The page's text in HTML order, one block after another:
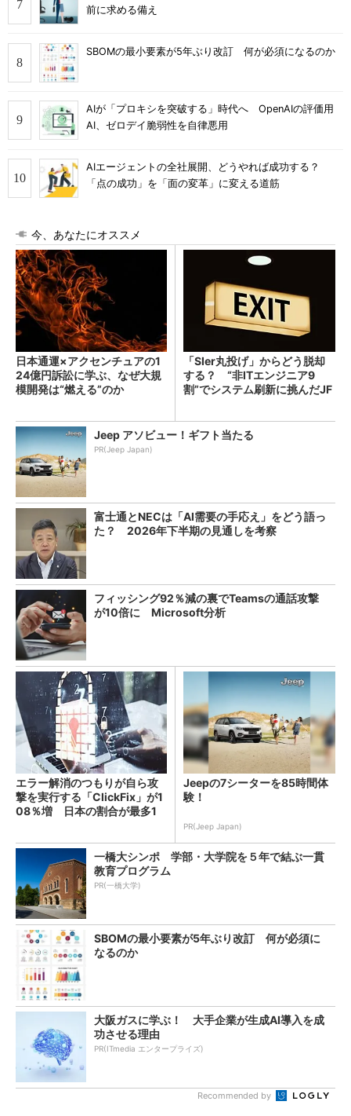
前に求める備え
SBOMの最小要素が5年ぶり改訂 何が必須になるのか
AIが「プロキシを突破する」時代へ OpenAIの評価用
AI、ゼロデイ脆弱性を自律悪用
AIエージェントの全社展開、どうやれば成功する？
「点の成功」を「面の変革」に変える道筋
今、あなたにオススメ
日本通運×アクセンチュアの1
24億円訴訟に学ぶ、なぜ大規
模開発は“燃える”のか
「SIer丸投げ」からどう脱却
する？ “非ITエンジニア9
割”でシステム刷新に挑んだJF
Jeep アソビュー！ギフト当たる
PR(Jeep Japan)
富士通とNECは「AI需要の手応え」をどう語っ
た？ 2026年下半期の見通しを考察
フィッシング92％減の裏でTeamsの通話攻撃
が10倍に Microsoft分析
エラー解消のつもりが自ら攻
撃を実行する「ClickFix」が1
08％増 日本の割合が最多1
Jeepの7シーターを85時間体
験！
PR(Jeep Japan)
一橋大シンポ 学部・大学院を５年で結ぶ一貫
教育プログラム
PR(一橋大学)
SBOMの最小要素が5年ぶり改訂 何が必須に
なるのか
大阪ガスに学ぶ！ 大手企業が生成AI導入を成
功させる理由
PR(ITmedia エンタープライズ)
Recommended by